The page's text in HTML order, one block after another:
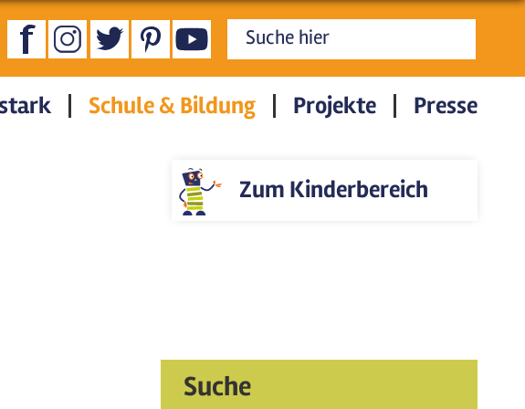
Suchformular
Schule & Bildung Projekte Presse
Zum Kinderbereich
Suche